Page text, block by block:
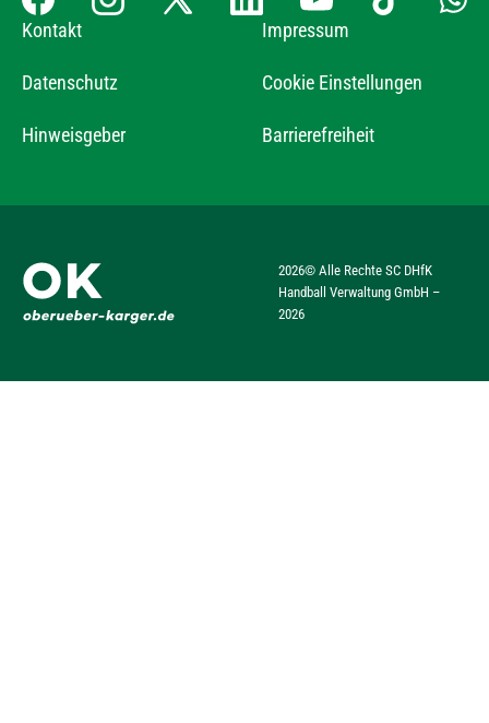
Kontakt Impressum
Datenschutz Cookie Einstellungen
Hinweisgeber Barrierefreiheit
2026© Alle Rechte SC DHfK
Handball Verwaltung GmbH –
2026